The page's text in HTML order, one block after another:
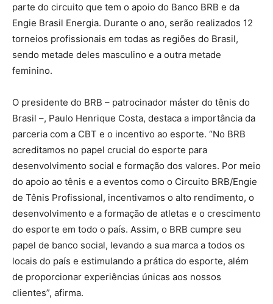
parte do circuito que tem o apoio do Banco BRB e da
Engie Brasil Energia. Durante o ano, serão realizados 12
torneios profissionais em todas as regiões do Brasil,
sendo metade deles masculino e a outra metade
feminino.
O presidente do BRB – patrocinador máster do tênis do
Brasil –, Paulo Henrique Costa, destaca a importância da
parceria com a CBT e o incentivo ao esporte. “No BRB
acreditamos no papel crucial do esporte para
desenvolvimento social e formação dos valores. Por meio
do apoio ao tênis e a eventos como o Circuito BRB/Engie
de Tênis Profissional, incentivamos o alto rendimento, o
desenvolvimento e a formação de atletas e o crescimento
do esporte em todo o país. Assim, o BRB cumpre seu
papel de banco social, levando a sua marca a todos os
locais do país e estimulando a prática do esporte, além
de proporcionar experiências únicas aos nossos
clientes”, afirma.